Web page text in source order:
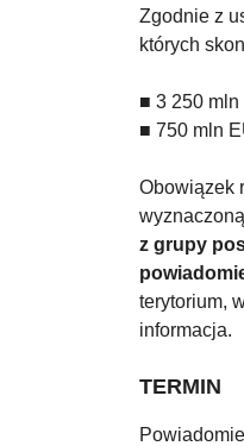
Zgodnie z
których
■ 3 250
■ 750 mln
Obowiązek
z grupy
terytorium,
informacja.
TERMIN